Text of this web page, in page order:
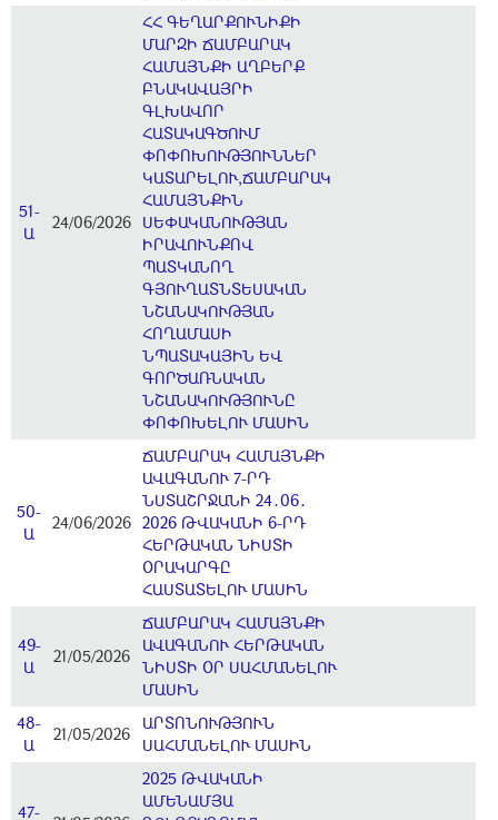
51-
Ա
24/06/2026
ՀՀ ԳԵՂԱՐՔՈՒՆԻՔԻ
ՄԱՐԶԻ ՃԱՄԲԱՐԱԿ
ՀԱՄԱՅՆՔԻ ԱՂԲԵՐՔ
ԲՆԱԿԱՎԱՅՐԻ
ԳԼԽԱՎՈՐ
ՀԱՏԱԿԱԳԾՈՒՄ
ՓՈՓՈԽՈՒԹՅՈՒՆՆԵՐ
ԿԱՏԱՐԵԼՈՒ,ՃԱՄԲԱՐԱԿ
ՀԱՄԱՅՆՔԻՆ
ՍԵՓԱԿԱՆՈՒԹՅԱՆ
ԻՐԱՎՈՒՆՔՈՎ
ՊԱՏԿԱՆՈՂ
ԳՅՈՒՂԱՏՆՏԵՍԱԿԱՆ
ՆՇԱՆԱԿՈՒԹՅԱՆ
ՀՈՂԱՄԱՍԻ
ՆՊԱՏԱԿԱՅԻՆ ԵՎ
ԳՈՐԾԱՌՆԱԿԱՆ
ՆՇԱՆԱԿՈՒԹՅՈՒՆԸ
ՓՈՓՈԽԵԼՈՒ ՄԱՍԻՆ
50-
Ա
24/06/2026
ՃԱՄԲԱՐԱԿ ՀԱՄԱՅՆՔԻ
ԱՎԱԳԱՆՈՒ 7-ՐԴ
ՆՍՏԱՇՐՋԱՆԻ 24․06․
2026 ԹՎԱԿԱՆԻ 6-ՐԴ
ՀԵՐԹԱԿԱՆ ՆԻՍՏԻ
ՕՐԱԿԱՐԳԸ
ՀԱՍՏԱՏԵԼՈՒ ՄԱՍԻՆ
49-
Ա
21/05/2026
ՃԱՄԲԱՐԱԿ ՀԱՄԱՅՆՔԻ
ԱՎԱԳԱՆՈՒ ՀԵՐԹԱԿԱՆ
ՆԻՍՏԻ ՕՐ ՍԱՀՄԱՆԵԼՈՒ
ՄԱՍԻՆ
48-
Ա
21/05/2026
ԱՐՏՈՆՈՒԹՅՈՒՆ
ՍԱՀՄԱՆԵԼՈՒ ՄԱՍԻՆ
47-
2025 ԹՎԱԿԱՆԻ
ԱՄԵՆԱՄՅԱ